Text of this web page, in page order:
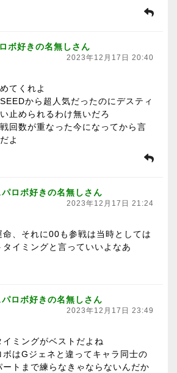
ボ好きの名無しさん
2023年12月17日 20:40
てくれよ
から超人気だったのにデスティ
止められるわけ無いだろ
回数が重なった今になってから言
よ
ロボ好きの名無しさん
2023年12月17日 21:24
命、それに00も参戦は当時としては
タイミングと言っていいよなあ
ロボ好きの名無しさん
2023年12月17日 23:49
イミングがベストだよね
ボはGジェネと違ってキャラ同士の
ートまで練らなきゃならないんだか